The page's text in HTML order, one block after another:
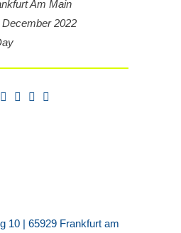
Am Main
December 2022
10 | 65929 Frankfurt am